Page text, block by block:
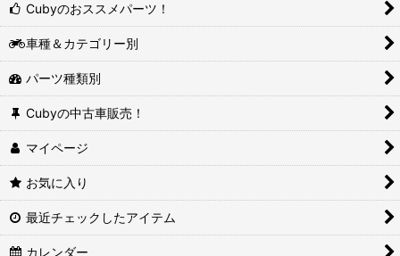
Cubyのおススメパーツ！
車種＆カテゴリー別
パーツ種類別
Cubyの中古車販売！
マイページ
お気に入り
最近チェックしたアイテム
カレンダー